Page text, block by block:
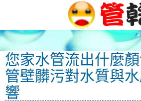
您家水管流出什麼
管壁髒污對水質與
響